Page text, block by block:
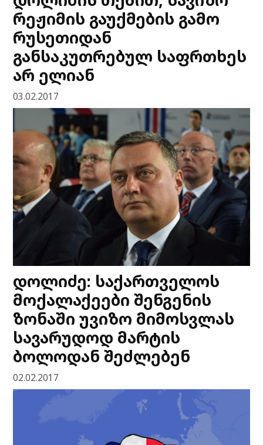
რეჟიმის გაუქმების გამო
რუსეთიდან
განსაკუთრებულ საფრთხეს
არ ელიან
03.02.2017
დოლიძე: საქართველოს
მოქალაქეები შენგენის
ზონაში უვიზო მიმოსვლას
სავარუდოდ მარტის
ბოლოდან შეძლებენ
02.02.2017